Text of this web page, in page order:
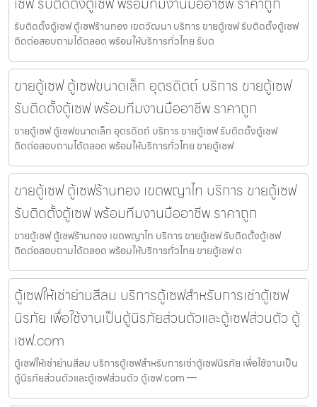
รับติดตั้งตู้เซฟ ตู้เซฟร้านทอง เขตวัฒนา บริการ ขายตู้เซฟ รับติดตั้งตู้เซฟ
ติดต่อสอบถามได้ตลอด พร้อมให้บริการทั่วไทย รับต
ขายตู้เซฟ ตู้เซฟขนาดเล็ก อุตรดิตถ์ บริการ ขายตู้เซฟ
รับติดตั้งตู้เซฟ พร้อมทีมงานมืออาชีพ ราคาถูก
ขายตู้เซฟ ตู้เซฟขนาดเล็ก อุตรดิตถ์ บริการ ขายตู้เซฟ รับติดตั้งตู้เซฟ
ติดต่อสอบถามได้ตลอด พร้อมให้บริการทั่วไทย ขายตู้เซฟ
ขายตู้เซฟ ตู้เซฟร้านทอง เขตพญาไท บริการ ขายตู้เซฟ
รับติดตั้งตู้เซฟ พร้อมทีมงานมืออาชีพ ราคาถูก
ขายตู้เซฟ ตู้เซฟร้านทอง เขตพญาไท บริการ ขายตู้เซฟ รับติดตั้งตู้เซฟ
ติดต่อสอบถามได้ตลอด พร้อมให้บริการทั่วไทย ขายตู้เซฟ ต
ตู้เซฟให้เช่าย่านสีลม บริการตู้เซฟสำหรับการเช่าตู้เซฟ
นิรภัย เพื่อใช้งานเป็นตู้นิรภัยส่วนตัวและตู้เซฟส่วนตัว ตู้
เซฟ.com
ตู้เซฟให้เช่าย่านสีลม บริการตู้เซฟสำหรับการเช่าตู้เซฟนิรภัย เพื่อใช้งานเป็น
ตู้นิรภัยส่วนตัวและตู้เซฟส่วนตัว ตู้เซฟ.com —